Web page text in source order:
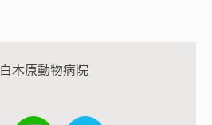
白木原動物病院